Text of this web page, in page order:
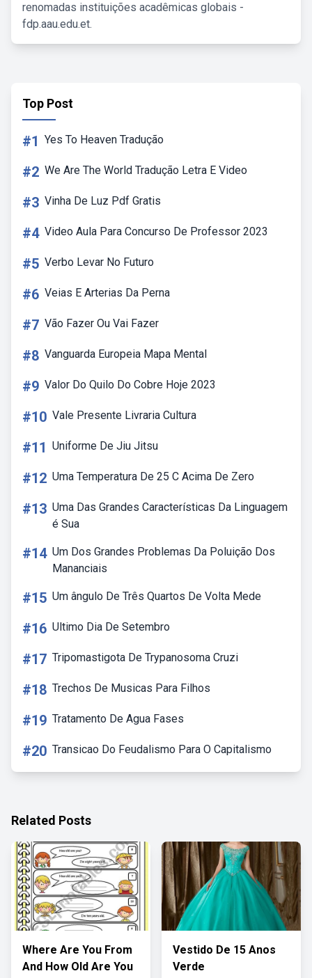
renomadas instituições acadêmicas globais -
fdp.aau.edu.et.
Top Post
#1 Yes To Heaven Tradução
#2 We Are The World Tradução Letra E Video
#3 Vinha De Luz Pdf Gratis
#4 Video Aula Para Concurso De Professor 2023
#5 Verbo Levar No Futuro
#6 Veias E Arterias Da Perna
#7 Vão Fazer Ou Vai Fazer
#8 Vanguarda Europeia Mapa Mental
#9 Valor Do Quilo Do Cobre Hoje 2023
#10 Vale Presente Livraria Cultura
#11 Uniforme De Jiu Jitsu
#12 Uma Temperatura De 25 C Acima De Zero
#13 Uma Das Grandes Características Da Linguagem
é Sua
#14 Um Dos Grandes Problemas Da Poluição Dos
Mananciais
#15 Um ângulo De Três Quartos De Volta Mede
#16 Ultimo Dia De Setembro
#17 Tripomastigota De Trypanosoma Cruzi
#18 Trechos De Musicas Para Filhos
#19 Tratamento De Agua Fases
#20 Transicao Do Feudalismo Para O Capitalismo
Related Posts
Where Are You From
And How Old Are You
Vestido De 15 Anos
Verde